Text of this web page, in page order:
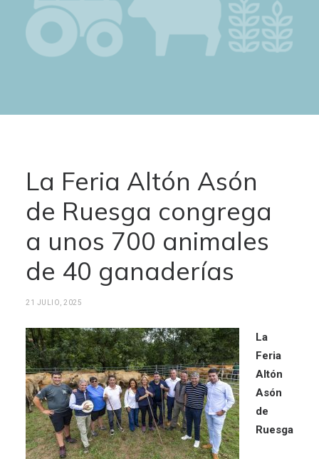
La Feria Altón Asón
de Ruesga congrega
a unos 700 animales
de 40 ganaderías
21 JULIO, 2025
La
Feria
Altón
Asón
de
Ruesga